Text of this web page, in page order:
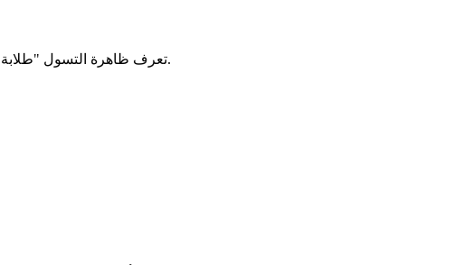
تعرف ظاهرة التسول "طلابة الصدكة" انتشارا متزايدا عند ملتقيات طرق العاصمة نواكشوط، ويعد أغلب الممارسين لهذه الظاهرة من الشيوخ والنساء والأطفال.